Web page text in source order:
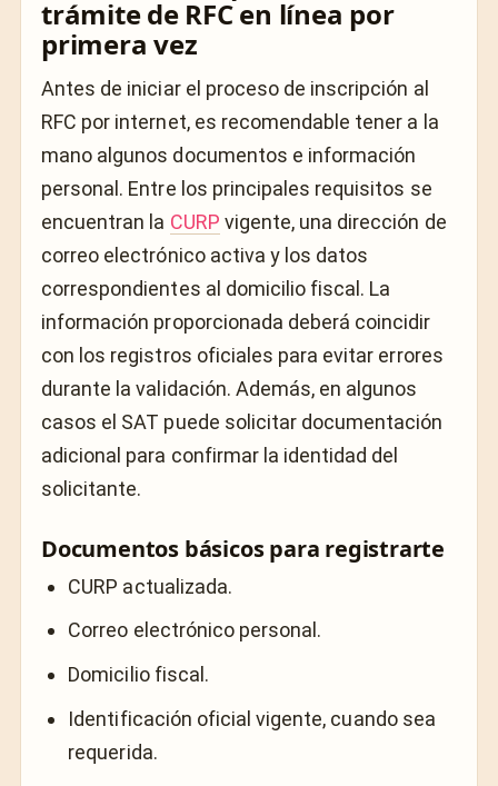
trámite de RFC en línea por
primera vez
Antes de iniciar el proceso de inscripción al
RFC por internet, es recomendable tener a la
mano algunos documentos e información
personal. Entre los principales requisitos se
encuentran la CURP vigente, una dirección de
correo electrónico activa y los datos
correspondientes al domicilio fiscal. La
información proporcionada deberá coincidir
con los registros oficiales para evitar errores
durante la validación. Además, en algunos
casos el SAT puede solicitar documentación
adicional para confirmar la identidad del
solicitante.
Documentos básicos para registrarte
CURP actualizada.
Correo electrónico personal.
Domicilio fiscal.
Identificación oficial vigente, cuando sea
requerida.